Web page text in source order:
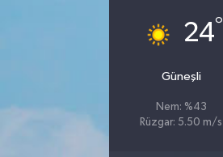
24°
Güneşli
Nem: %43
Rüzgar: 5.50 m/s